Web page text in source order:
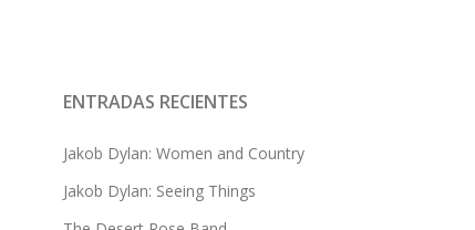
ENTRADAS RECIENTES
Jakob Dylan: Women and Country
Jakob Dylan: Seeing Things